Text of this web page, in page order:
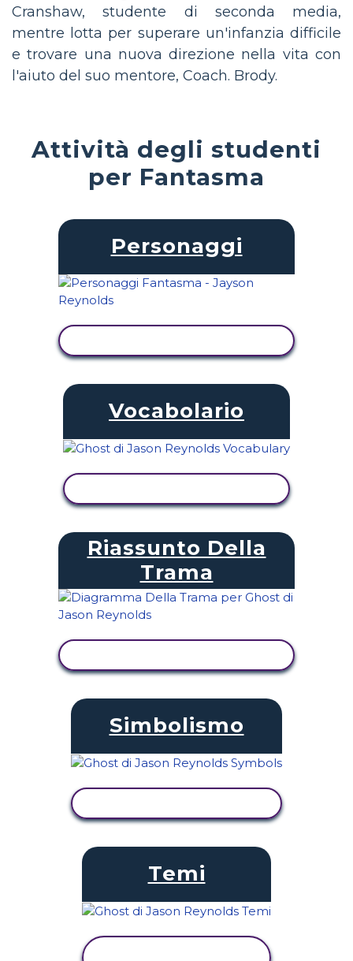
Cranshaw, studente di seconda media,
mentre lotta per superare un'infanzia difficile
e trovare una nuova direzione nella vita con
l'aiuto del suo mentore, Coach. Brody.
Attività degli studenti
per Fantasma
Personaggi
Vocabolario
Riassunto Della
Trama
Simbolismo
Temi